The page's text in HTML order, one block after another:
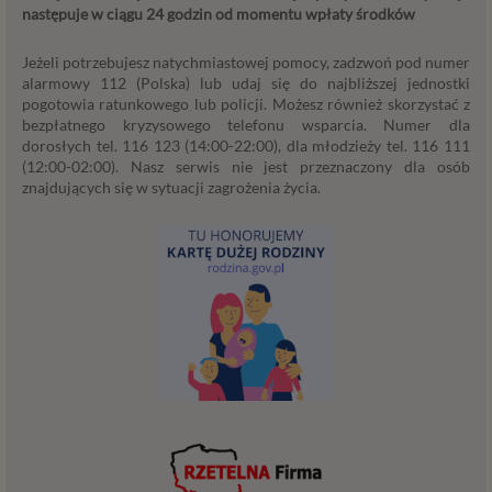
następuje w ciągu 24 godzin od momentu wpłaty środków
Jeżeli potrzebujesz natychmiastowej pomocy, zadzwoń pod numer
alarmowy 112 (Polska) lub udaj się do najbliższej jednostki
pogotowia ratunkowego lub policji. Możesz również skorzystać z
bezpłatnego kryzysowego telefonu wsparcia. Numer dla
dorosłych tel. 116 123 (14:00-22:00), dla młodzieży tel. 116 111
(12:00-02:00). Nasz serwis nie jest przeznaczony dla osób
znajdujących się w sytuacji zagrożenia życia.
Administratorami Twoich danych osobowych Psychology
Consulting Aneta Styńska właściciel serwisu
internetowego Psychorada.pl. Pełne dane administratora
możesz sprawdzić wchodząc na podstrone Kontakt.
Znajdziesz tam również informację o naszych Zaufanych
Partnerach, czyli firmach i innych podmiotów, z którymi
technologicznym koniecznym do prowadzenia serwisu i
Przekazywanie danych
Twoje dane będą przetwarzać Psychology Consulting
właściciel serwisu Psychorada.pl i Zaufani Partnerzy.
Twoje dane mogą być również powierzone do
przypadku przekazanie danych nie uprawnia ich odbiorcy
do dowolnego korzystania z nich, a jedynie do korzystania